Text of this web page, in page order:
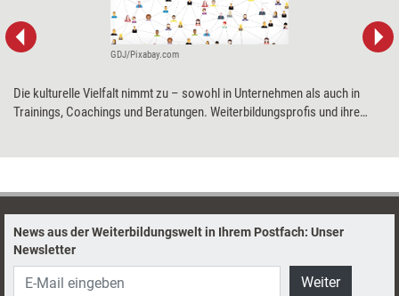
GDJ/Pixabay.com
Die kulturelle Vielfalt nimmt zu – sowohl in Unternehmen als auch in
Trainings, Coachings und Beratungen. Weiterbildungsprofis und ihre
News aus der Weiterbildungswelt in Ihrem Postfach: Unser
Newsletter
Weiter